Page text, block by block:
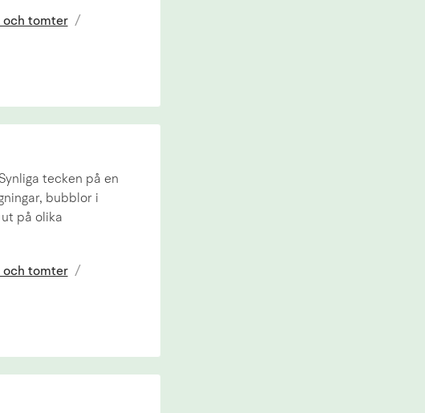
och tomter /
tecken på en
bubblor i
på olika
och tomter /